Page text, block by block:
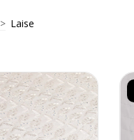
> Laise